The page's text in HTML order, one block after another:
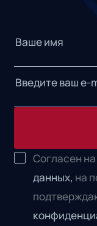
Согласен
данных, на